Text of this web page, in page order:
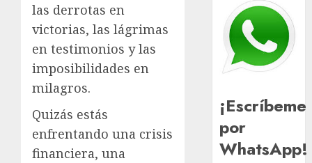
las derrotas en
victorias, las lágrimas
en testimonios y las
imposibilidades en
milagros.
Quizás estás
enfrentando una crisis
financiera, una
¡Escríbeme
por
WhatsApp!